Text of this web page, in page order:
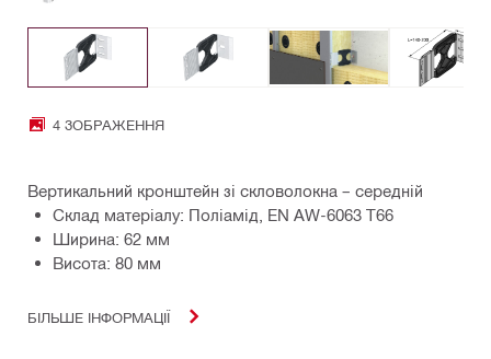
4 ЗОБРАЖЕННЯ
Вертикальний кронштейн зі скловолокна – середній
Склад матеріалу: Поліамід, EN AW-6063 T66
Ширина: 62 мм
Висота: 80 мм
БІЛЬШЕ ІНФОРМАЦІЇ